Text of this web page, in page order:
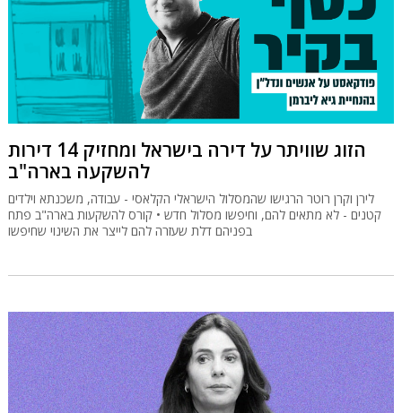
הזוג שוויתר על דירה בישראל ומחזיק 14 דירות
להשקעה בארה"ב
לירן וקרן רוטר הרגישו שהמסלול הישראלי הקלאסי - עבודה, משכנתא וילדים
קטנים - לא מתאים להם, וחיפשו מסלול חדש • קורס להשקעות בארה"ב פתח
בפניהם דלת שעזרה להם לייצר את השינוי שחיפשו